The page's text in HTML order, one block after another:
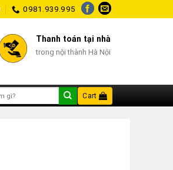
0981.939.995
Thanh toán tại nhà
trong nội thành Hà Nội
Cart